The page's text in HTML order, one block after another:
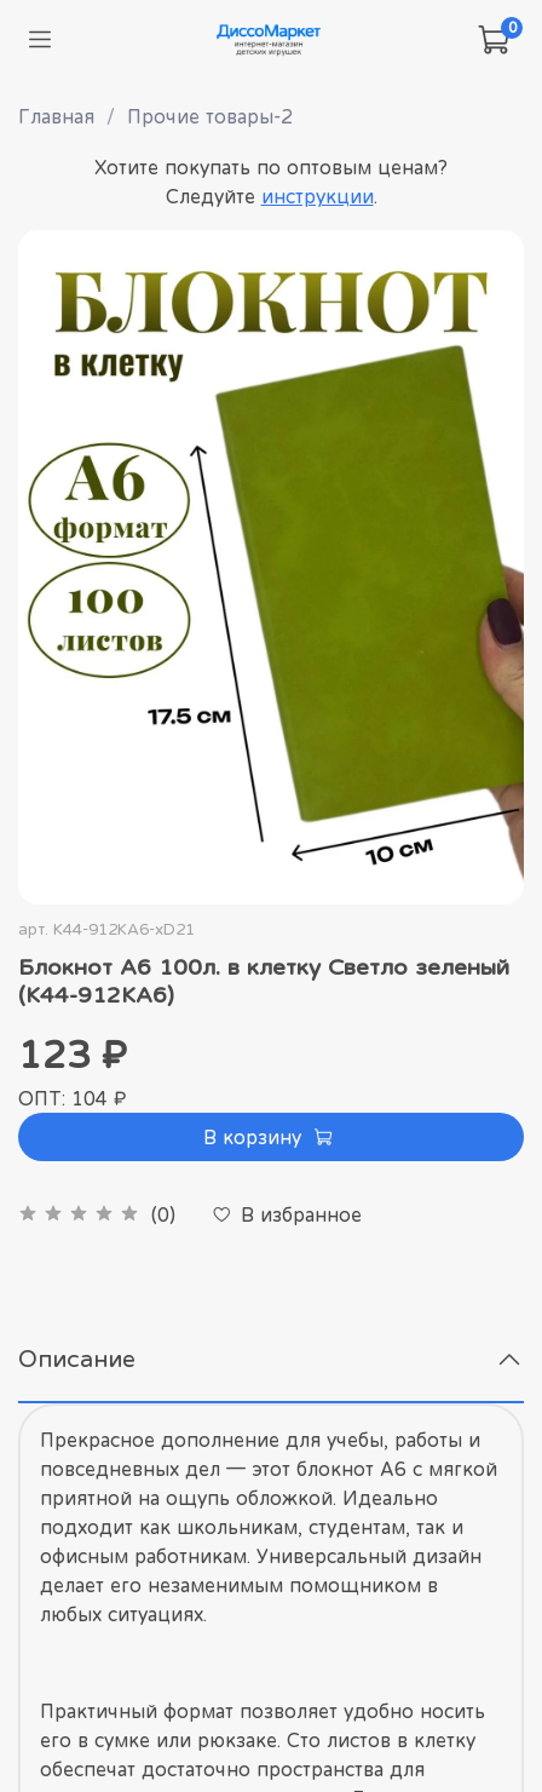
0
Главная Прочие товары-2
Хотите покупать по оптовым ценам?
Следуйте инструкции.
арт. К44-912КА6-xD21
Блокнот А6 100л. в клетку Светло зеленый
(К44-912КА6)
(0) В избранное
123 ₽
ОПТ: 104 ₽
В корзину
Описание
Прекрасное дополнение для учебы, работы и
повседневных дел — этот блокнот А6 с мягкой
приятной на ощупь обложкой. Идеально
подходит как школьникам, студентам, так и
офисным работникам. Универсальный дизайн
делает его незаменимым помощником в
любых ситуациях.
Практичный формат позволяет удобно носить
его в сумке или рюкзаке. Сто листов в клетку
обеспечат достаточно пространства для